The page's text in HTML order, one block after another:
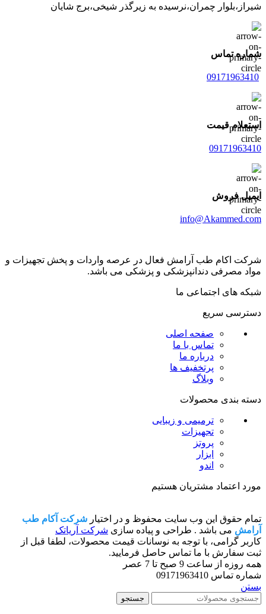
شیراز،بلوار چمران،نرسیده به زیرگذر شیخی،برج شایان
شماره تماس
09171963410
استعلام قیمت
09171963410
ایمیل فروش
info@Akammed.com
شرکت اکام طب آرامش فعال در عرصه واردات و پخش تجھیزات و
مواد مصرفی دندانپزشکی و پزشکی می باشد.
شبکه های اجتماعی ما
دسترسی سریع
صفحه اصلی
تماس با ما
درباره ما
پرتخفیف ها
وبلاگ
دسته بندی محصولات
ترمیمی و زیبایی
تجهیزات
پروتز
ابزار
اندو
مورد اعتماد مشتریان هستیم
تمام حقوق این وب سایت محفوظ و در اختیار شرکت آکام طب
آرامش می باشد . طراحی و پیاده سازی شرکت آریاتک
کاربر گرامی، با توجه به نوسانات قیمت محصولات، لطفا قبل از
ثبت سفارش با ما تماس حاصل فرمایید.
همه روزه از ساعت 9 صبح تا 7 عصر
شماره تماس 09171963410
بستن
جستجو